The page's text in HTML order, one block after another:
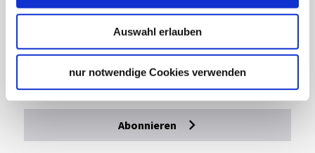
Auswahl erlauben
nur notwendige Cookies verwenden
Lassen Sie sich inspirieren!
Mit unserem Newsletter bleiben Sie zu Events,
Highlights und aktuellen Angeboten in
Stuttgart und Region immer up-to-date.
Abonnieren